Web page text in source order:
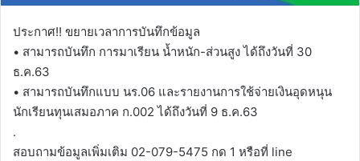
ประกาศ!! ขยายเวลาการบันทึกข้อมูล
• สามารถบันทึก การมาเรียน น้ำหนัก-ส่วนสูง ได้ถึงวันที่ 30
ธ.ค.63
• สามารถบันทึกแบบ นร.06 และรายงานการใช้จ่ายเงินอุดหนุน
นักเรียนทุนเสมอภาค ก.002 ได้ถึงวันที่ 9 ธ.ค.63
.
สอบถามข้อมูลเพิ่มเติม 02-079-5475 กด 1 หรือที่ line